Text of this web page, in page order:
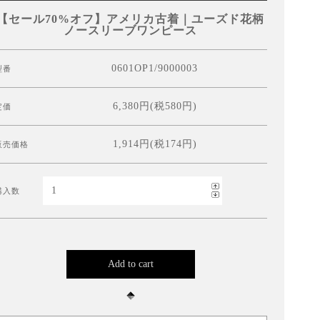
【セール70%オフ】アメリカ古着｜ユーズド花柄
ノースリーブワンピース
番 0601OP1/9000003
価 6,380円(税580円)
売価格 1,914円(税174円)
入数